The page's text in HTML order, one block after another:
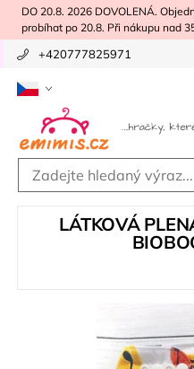
DO 20.8. 2026 DOVOLENÁ.
probíhat po 20.8. Při nákupu nad
+420777825971
LÁTKOVÁ